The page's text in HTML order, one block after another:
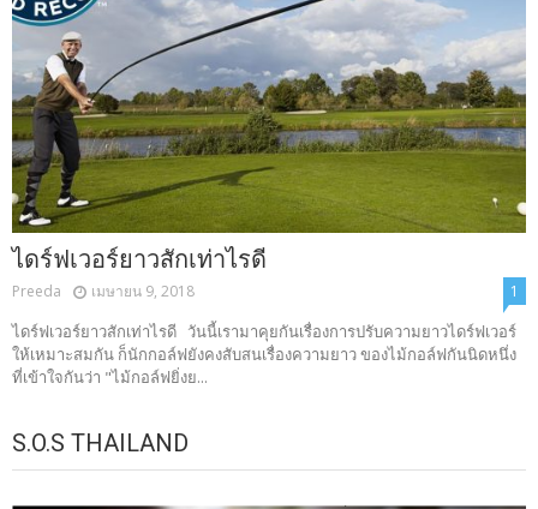
ไดร์ฟเวอร์ยาวสักเท่าไรดี
Preeda เมษายน 9, 2018 1
ไดร์ฟเวอร์ยาวสักเท่าไรดี วันนี้เรามาคุยกันเรื่องการปรับความยาวไดร์ฟเวอร์
ให้เหมาะสมกัน ก็นักกอล์ฟยังคงสับสนเรื่องความยาว ของไม้กอล์ฟกันนิดหนึ่ง
ที่เข้าใจกันว่า "ไม้กอล์ฟยิ่งย...
S.O.S THAILAND